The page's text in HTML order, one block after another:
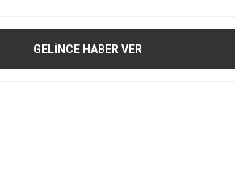
GELİNCE HABER VER